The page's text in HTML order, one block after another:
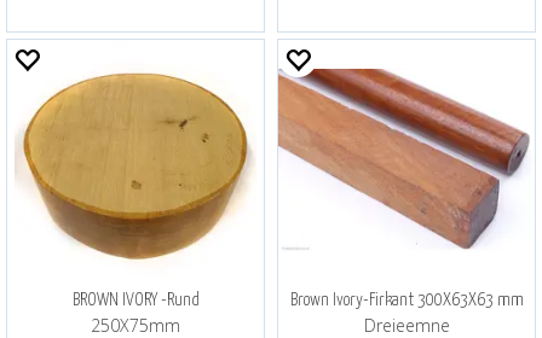
BROWN IVORY -Rund
250X75mm
Brown Ivory-Firkant 300X63X63 mm
Dreieemne